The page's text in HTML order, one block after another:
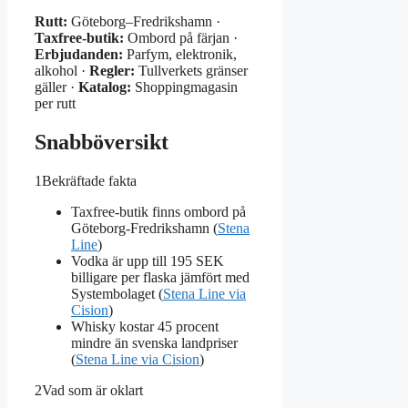
Rutt: Göteborg–Fredrikshamn ·
Taxfree-butik: Ombord på färjan ·
Erbjudanden: Parfym, elektronik,
alkohol · Regler: Tullverkets gränser
gäller · Katalog: Shoppingmagasin
per rutt
Snabböversikt
1Bekräftade fakta
Taxfree-butik finns ombord på
Göteborg-Fredrikshamn (Stena
Line)
Vodka är upp till 195 SEK
billigare per flaska jämfört med
Systembolaget (Stena Line via
Cision)
Whisky kostar 45 procent
mindre än svenska landpriser
(Stena Line via Cision)
2Vad som är oklart